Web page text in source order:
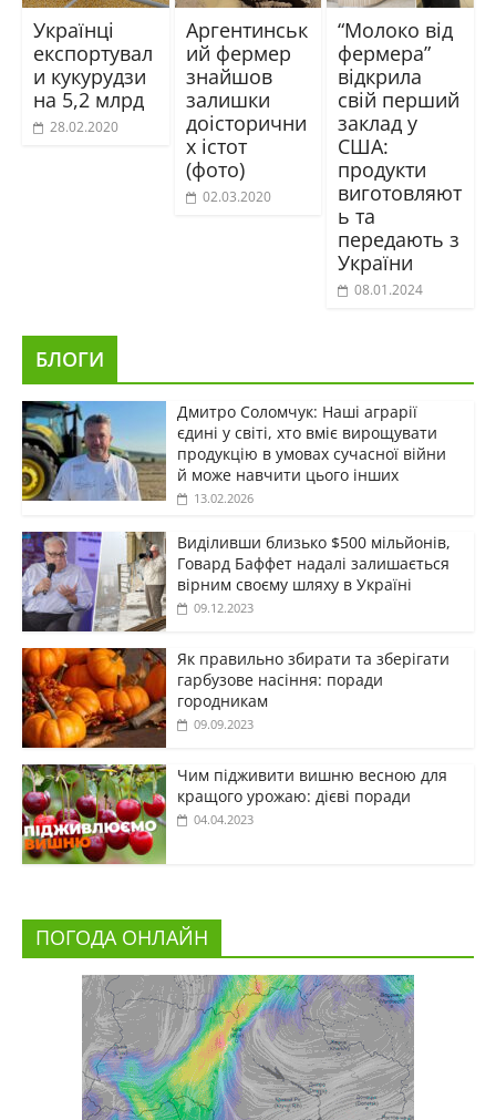
Українці
експортувал
и кукурудзи
на 5,2 млрд
28.02.2020
Аргентинськ
ий фермер
знайшов
залишки
доісторични
х істот
(фото)
02.03.2020
“Молоко від
фермера”
відкрила
свій перший
заклад у
США:
продукти
виготовляют
ь та
передають з
України
08.01.2024
БЛОГИ
Дмитро Соломчук: Наші аграрії
єдині у світі, хто вміє вирощувати
продукцію в умовах сучасної війни
й може навчити цього інших
13.02.2026
Виділивши близько $500 мільйонів,
Говард Баффет надалі залишається
вірним своєму шляху в Україні
09.12.2023
Як правильно збирати та зберігати
гарбузове насіння: поради
городникам
09.09.2023
Чим підживити вишню весною для
кращого урожаю: дієві поради
04.04.2023
ПОГОДА ОНЛАЙН